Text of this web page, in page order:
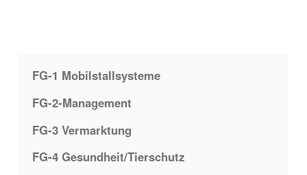
FG-1 Mobilstallsysteme
FG-2-Management
FG-3 Vermarktung
FG-4 Gesundheit/Tierschutz